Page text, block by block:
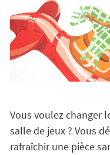
Vous voulez changer
salle de jeux ? Vous
rafraîchir une pièce